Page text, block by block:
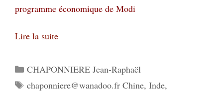
programme économique de Modi
Lire la suite
Catégories
CHAPONNIERE Jean-Raphaël
Étiquettes
chaponniere@wanadoo.fr Chine, Inde,